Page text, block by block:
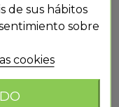
de sus hábitos
sobre
cookies